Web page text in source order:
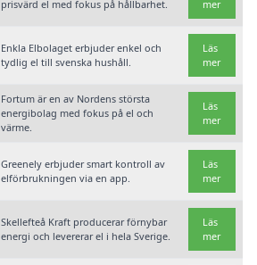
prisvärd el med fokus på hållbarhet.
mer
Enkla Elbolaget erbjuder enkel och
tydlig el till svenska hushåll.
Läs
mer
Fortum är en av Nordens största
energibolag med fokus på el och
värme.
Läs
mer
Greenely erbjuder smart kontroll av
elförbrukningen via en app.
Läs
mer
Skellefteå Kraft producerar förnybar
energi och levererar el i hela Sverige.
Läs
mer